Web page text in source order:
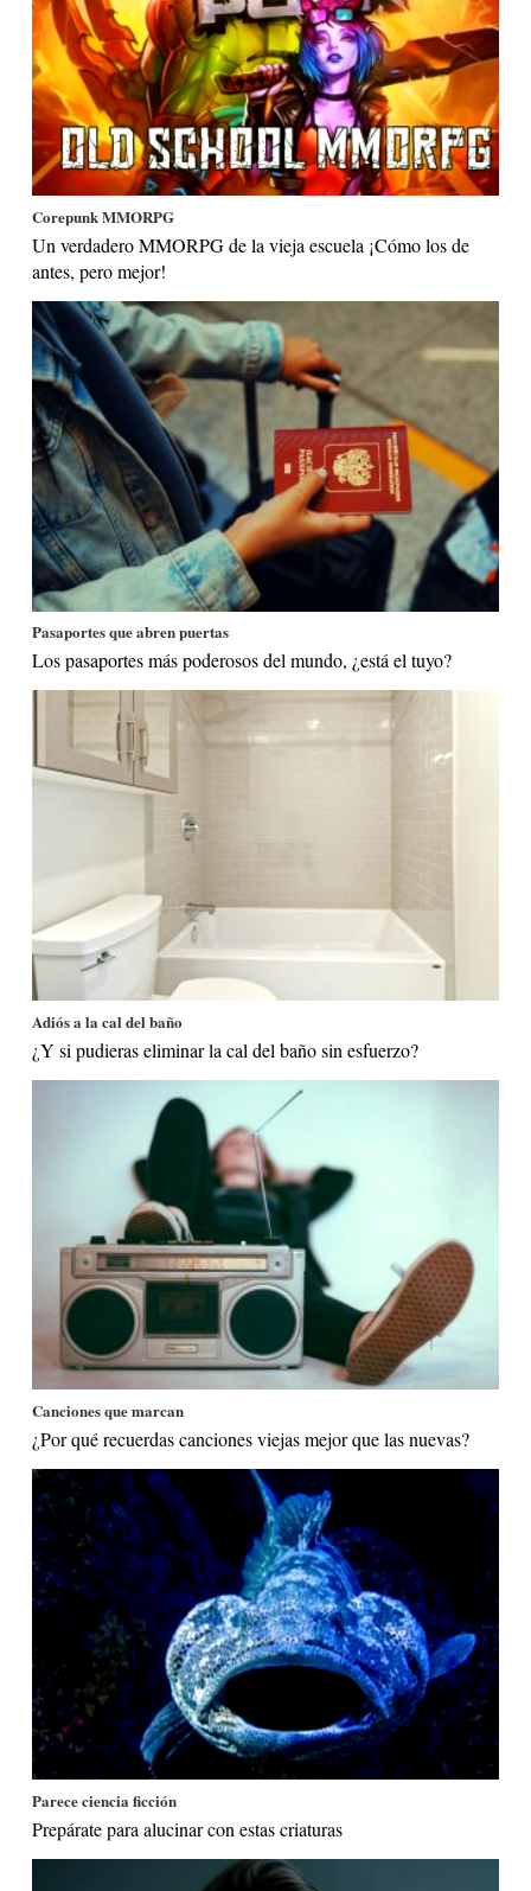
Corepunk MMORPG
Un verdadero MMORPG de la vieja escuela ¡Cómo los de
antes, pero mejor!
Pasaportes que abren puertas
Los pasaportes más poderosos del mundo, ¿está el tuyo?
Adiós a la cal del baño
¿Y si pudieras eliminar la cal del baño sin esfuerzo?
Canciones que marcan
¿Por qué recuerdas canciones viejas mejor que las nuevas?
Parece ciencia ficción
Prepárate para alucinar con estas criaturas